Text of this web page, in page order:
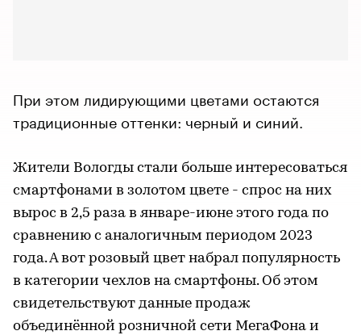
При этом лидирующими цветами остаются
традиционные оттенки: черный и синий.
Жители Вологды стали больше интересоваться
смартфонами в золотом цвете - спрос на них
вырос в 2,5 раза в январе-июне этого года по
сравнению с аналогичным периодом 2023
года. А вот розовый цвет набрал популярность
в категории чехлов на смартфоны. Об этом
свидетельствуют данные продаж
объединённой розничной сети МегаФона и